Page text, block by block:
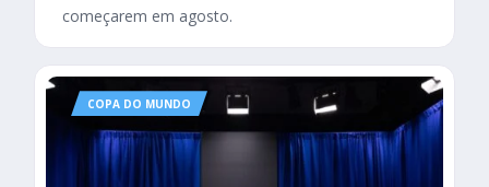
começarem em agosto.
COPA DO MUNDO